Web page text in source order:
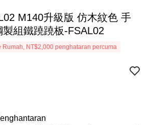
M140升級版 仿木紋色 手
組鐵蹺蹺板-FSAL02
Rumah, NT$2,000 penghataran percuma